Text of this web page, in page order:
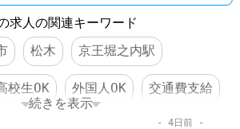
求人の関連キーワード
松木 京王堀之内駅
校生OK 外国人OK 交通費支給
続きを表示
4日前